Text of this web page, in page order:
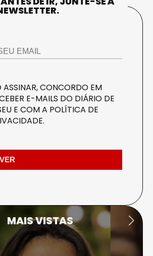
ASSINAR, CONCORDO EM
E-MAILS DO DIÁRIO DE
E COM A POLÍTICA DE
.
MAIS VISTAS